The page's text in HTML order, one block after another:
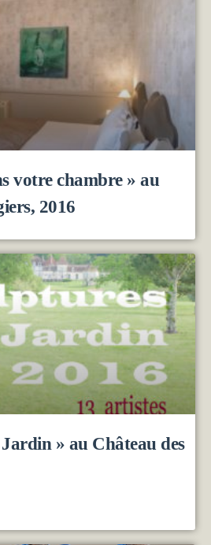
votre chambre » au
2016
» au Château des